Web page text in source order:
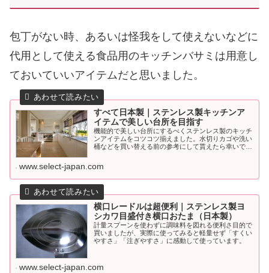
包丁がない時、あるいは怪我をして使えないなどに
代用として使える食品用のキッチンバサミは用意し
ておいていいアイテムだと思いました。
すべて日本製｜ステンレス製キッチンア
イテムで美しい台所を目指す
機能的で美しい台所にするべくステンレス製のキッチ
ンアイテムをコツコツ揃えました。水切りカゴや洗い
桶などを買い替える前の参考にして貰えたら幸いで
www.select-japan.com
横口レードルは超便利｜ステンレス製ヨ
シカワ目盛付き横口おたま（日本製）
計量スプーンを使わずに調味料を図れる便利さ目的で
買いましたが、実際に使ってみると軽量せず「すくい
やすさ」「注ぎやすさ」に感動して使っています。
www.select-japan.com